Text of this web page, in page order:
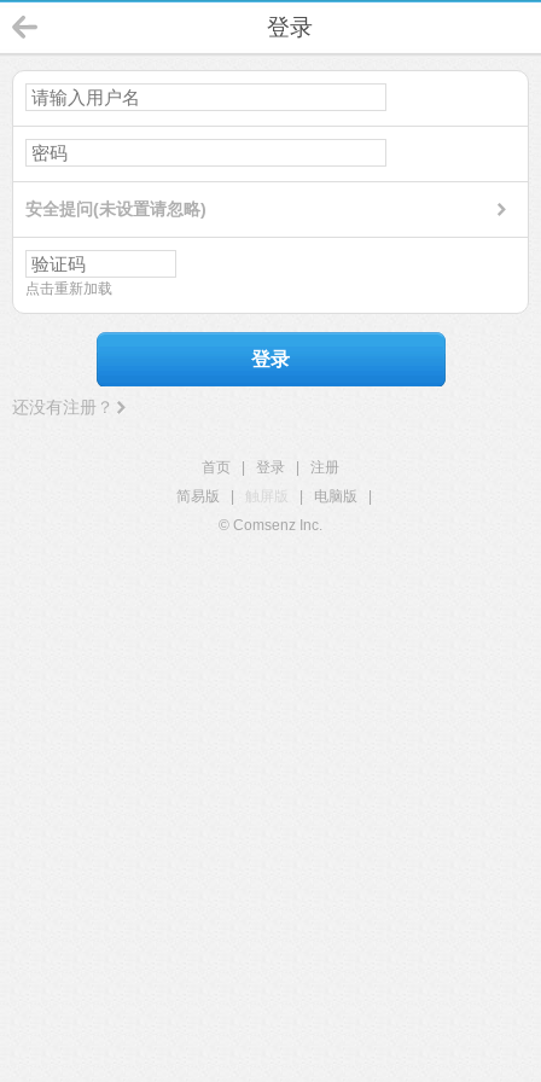
登录
安全提问(未设置请忽略)
点击重新加载
登录
还没有注册？
首页 登录
注册
简易版
触屏版 电脑版
© Comsenz Inc.